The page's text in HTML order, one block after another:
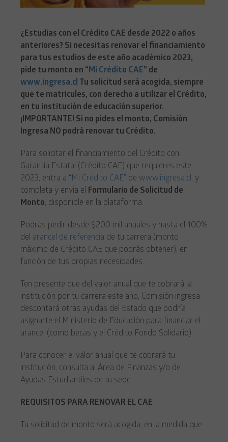
¿Estudias con el Crédito CAE desde 2022 o años
anteriores? Si necesitas renovar el financiamiento
para tus estudios de este año académico 2023,
pide tu monto en “Mi Crédito CAE” de
www.ingresa.cl Tu solicitud será acogida, siempre
que te matricules, con derecho a utilizar el Crédito,
en tu institución de educación superior.
¡IMPORTANTE! Si no pides el monto, Comisión
Ingresa NO podrá renovar tu Crédito.
Para solicitar el financiamiento del Crédito con
Garantía Estatal (Crédito CAE) que requieres este
2023, entra a “Mi Crédito CAE ” de www.ingresa.cl, y
completa y envía el Formulario de Solicitud de
Monto, disponible en la plataforma.
Podrás pedir desde $200 mil anuales y hasta el 100%
del arancel de referencia de tu carrera (monto
máximo de Crédito CAE que podrás obtener), en
función de tus propias necesidades.
Ten presente que del valor anual que te cobrará la
institución por tu carrera este año, Comisión ingresa
descontará otras ayudas del Estado que podría
asignarte el Ministerio de Educación para financiar el
arancel (como becas y el Crédito Fondo Solidario).
Para conocer el valor anual que te cobrará tu
institución, consulta al Área de Finanzas y/o de
Ayudas Estudiantiles de tu sede.
REQUISITOS PARA RENOVAR EL CAE
Tu solicitud de monto será acogida, en la medida que: